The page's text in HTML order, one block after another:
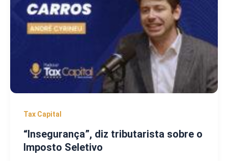
Tax Capital
“Insegurança”, diz tributarista sobre o
Imposto Seletivo